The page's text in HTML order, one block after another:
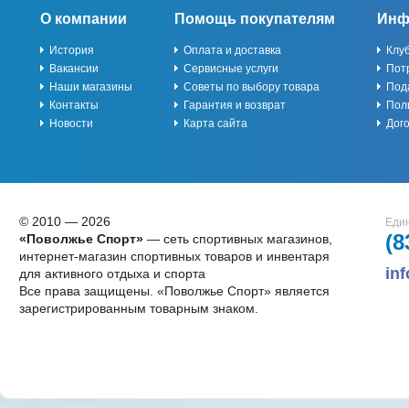
О компании
История
Вакансии
Наши магазины
Контакты
Новости
Помощь покупателям
Оплата и доставка
Сервисные услуги
Советы по выбору товара
Гарантия и возврат
Карта сайта
© 2010 — 2026
«Поволжье Спорт»— сеть спортивных магазинов,
интернет-магазин спортивных товаров и инвентаря
для активного отдыха и спорта
Все права защищены. «Поволжье Спорт» является
зарегистрированным товарным знаком.